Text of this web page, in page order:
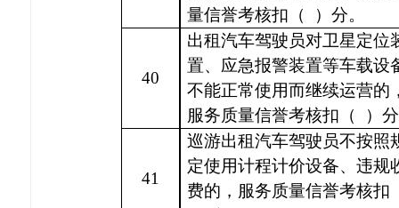
量信誉考核扣（
）分。
40
出租汽车驾驶员对卫星定位
置、应急报警装置等车载设
不能正常使用而继续运营的
服务质量信誉考核扣（
）
41
巡游出租汽车驾驶员不按照
定使用计程计价设备、违规
费的，服务质量信誉考核扣